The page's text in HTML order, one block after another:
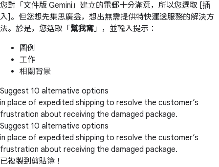
您對「文件版 Gemini」建立的電郵十分滿意，所以您選取 [插
入]。但您想先集思廣益，想出無需提供特快運送服務的解決方
法。於是，您選取「 幫我寫」，並輸入提示：
圖例
工作
相關背景
Suggest 10 alternative options
in place of expedited shipping to resolve the customer’s
frustration about receiving the damaged package.
Suggest 10 alternative options
in place of expedited shipping to resolve the customer’s
frustration about receiving the damaged package.
已複製到剪貼簿！